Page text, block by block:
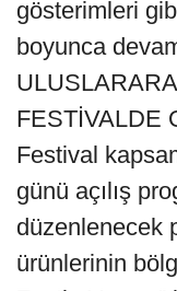
gösterimleri
boyunca
FESTİVALDE
Festival
günü açılış
düzenlenecek
ürünlerinin